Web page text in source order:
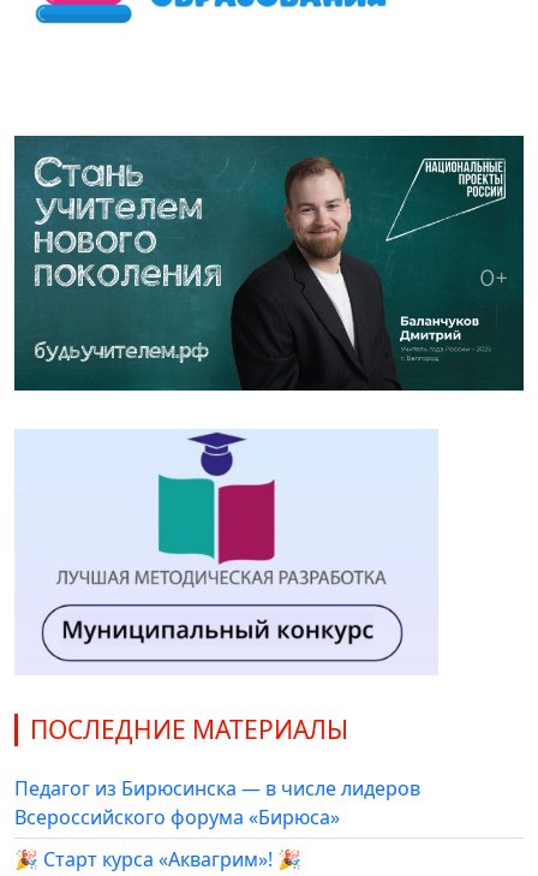
ПОСЛЕДНИЕ МАТЕРИАЛЫ
Педагог из Бирюсинска — в числе лидеров
Всероссийского форума «Бирюса»
🎉 Старт курса «Аквагрим»! 🎉